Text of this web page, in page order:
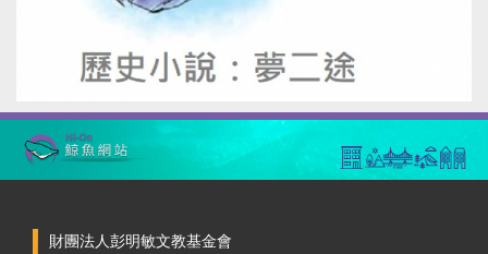
財團法人彭明敏文教基金會